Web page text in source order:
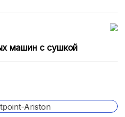
машин с сушкой